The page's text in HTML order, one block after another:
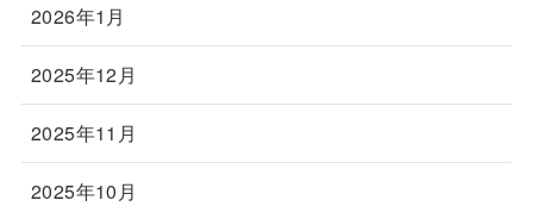
2026年1月
2025年12月
2025年11月
2025年10月